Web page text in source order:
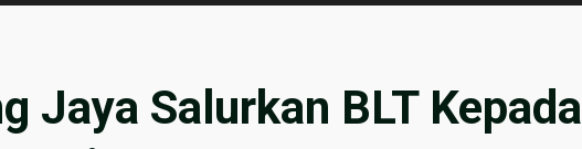
Jaya Salurkan BLT Kepada